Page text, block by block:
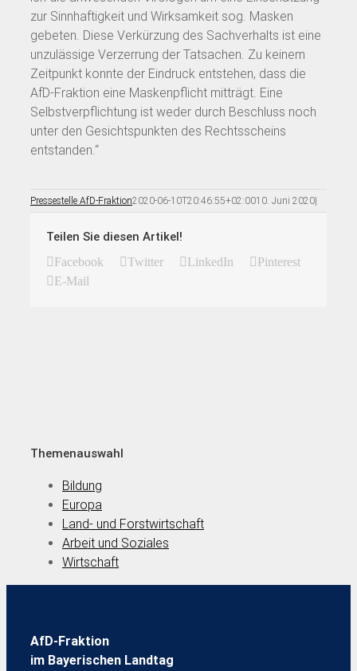
zur Sinnhaftigkeit und Wirksamkeit sog. Masken
gebeten. Diese Verkürzung des Sachverhalts ist eine
unzulässige Verzerrung der Tatsachen. Zu keinem
Zeitpunkt konnte der Eindruck entstehen, dass die
AfD-Fraktion eine Maskenpflicht mitträgt. Eine
Selbstverpflichtung ist weder durch Beschluss noch
unter den Gesichtspunkten des Rechtsscheins
entstanden.“
Pressestelle AfD-Fraktion2020-06-10T20:46:55+02:0010. Juni 2020|
Teilen Sie diesen Artikel!
Facebook Twitter LinkedIn
Pinterest
E-Mail
Themenauswahl
Bildung
Europa
Land- und Forstwirtschaft
Arbeit und Soziales
Wirtschaft
AfD-Fraktion
im Bayerischen Landtag